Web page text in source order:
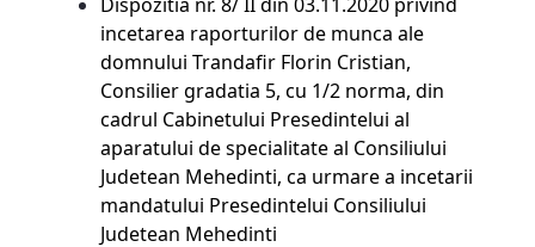
Dispozitia nr. 8/ II din 03.11.2020 privind
incetarea raporturilor de munca ale
domnului Trandafir Florin Cristian,
Consilier gradatia 5, cu 1/2 norma, din
cadrul Cabinetului Presedintelui al
aparatului de specialitate al Consiliului
Judetean Mehedinti, ca urmare a incetarii
mandatului Presedintelui Consiliului
Judetean Mehedinti